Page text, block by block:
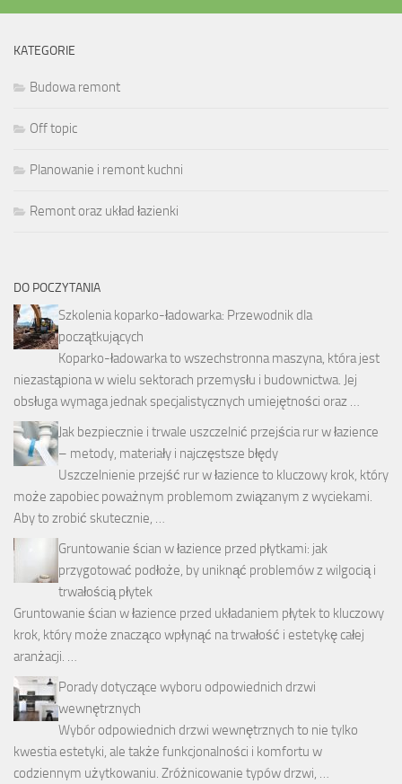
KATEGORIE
Budowa remont
Off topic
Planowanie i remont kuchni
Remont oraz układ łazienki
DO POCZYTANIA
Szkolenia koparko-ładowarka: Przewodnik dla
początkujących
Koparko-ładowarka to wszechstronna maszyna, która jest
niezastąpiona w wielu sektorach przemysłu i budownictwa. Jej
obsługa wymaga jednak specjalistycznych umiejętności oraz …
Jak bezpiecznie i trwale uszczelnić przejścia rur w łazience
– metody, materiały i najczęstsze błędy
Uszczelnienie przejść rur w łazience to kluczowy krok, który
może zapobiec poważnym problemom związanym z wyciekami.
Aby to zrobić skutecznie, …
Gruntowanie ścian w łazience przed płytkami: jak
przygotować podłoże, by uniknąć problemów z wilgocią i
trwałością płytek
Gruntowanie ścian w łazience przed układaniem płytek to kluczowy
krok, który może znacząco wpłynąć na trwałość i estetykę całej
aranżacji. …
Porady dotyczące wyboru odpowiednich drzwi
wewnętrznych
Wybór odpowiednich drzwi wewnętrznych to nie tylko
kwestia estetyki, ale także funkcjonalności i komfortu w
codziennym użytkowaniu. Zróżnicowanie typów drzwi, …